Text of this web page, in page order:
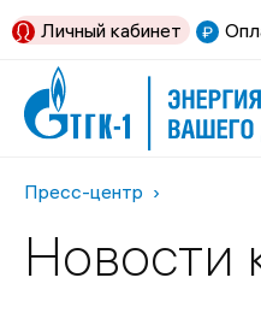
Личный кабинет
Пресс-центр
Новости